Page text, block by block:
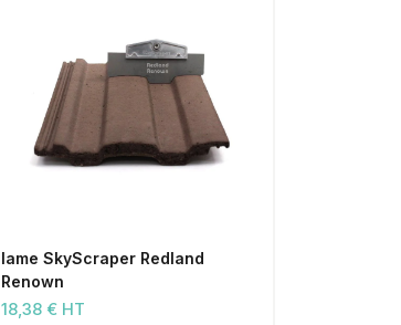
lame SkyScraper Redland
Renown
18,38 € HT